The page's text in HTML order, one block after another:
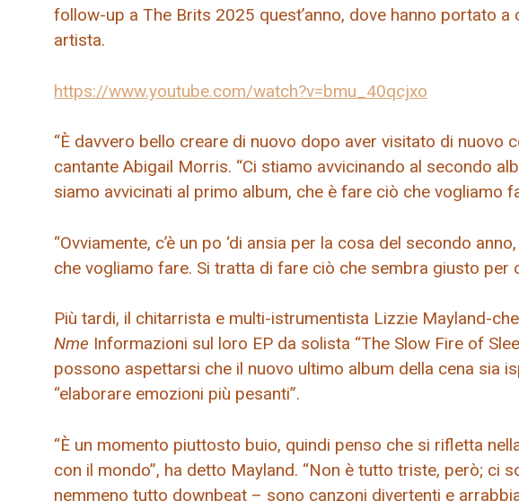
follow-up a The Brits 2025 quest’anno, dove hanno portato
artista.
https://www.youtube.com/watch?v=bmu_40qcjxo
“È davvero bello creare di nuovo dopo aver visitato di nuovo
cantante Abigail Morris. “Ci stiamo avvicinando al secondo
siamo avvicinati al primo album, che è fare ciò che vogliamo
“Ovviamente, c’è un po ‘di ansia per la cosa del secondo
che vogliamo fare. Si tratta di fare ciò che sembra giusto per
Più tardi, il chitarrista e multi-istrumentista Lizzie Mayland-
Nme Informazioni sul loro EP da solista “The Slow Fire of
possono aspettarsi che il nuovo ultimo album della cena sia
“elaborare emozioni più pesanti”.
“È un momento piuttosto buio, quindi penso che si rifletta
con il mondo”, ha detto Mayland. “Non è tutto triste, però; ci
nemmeno tutto downbeat – sono canzoni divertenti e